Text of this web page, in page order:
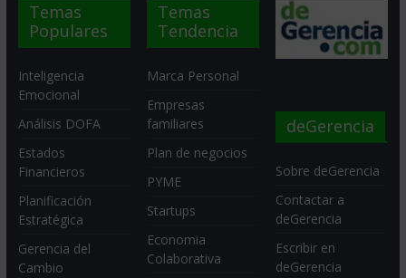
Temas
Populares
Inteligencia
Emocional
Análisis DOFA
Estados
Financieros
Planificación
Estratégica
Gerencia del
Cambio
Temas
Tendencia
Marca Personal
Empresas
familiares
Plan de negocios
PYME
Startups
Economia
Colaborativa
deGerencia
Sobre deGerencia
Contactar a
deGerencia
Escribir en
deGerencia